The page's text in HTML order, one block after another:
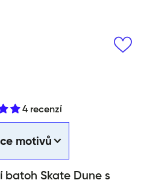
Dune
4 recenzí
motivů
batoh Skate Dune s